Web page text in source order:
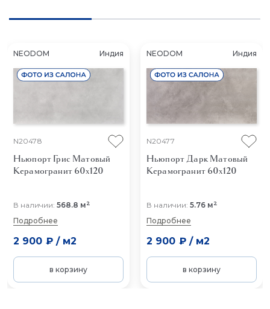
NEODOM Индия
N20478
Ньюпорт Грис Матовый
Керамогранит 60x120
В наличии: 568.8 м2
Подробнее
2 900 ₽/ м2
в корзину
NEODOM Индия
N20477
Ньюпорт Дарк Матовый
Керамогранит 60x120
В наличии: 5.76 м2
Подробнее
2 900 ₽/ м2
в корзину